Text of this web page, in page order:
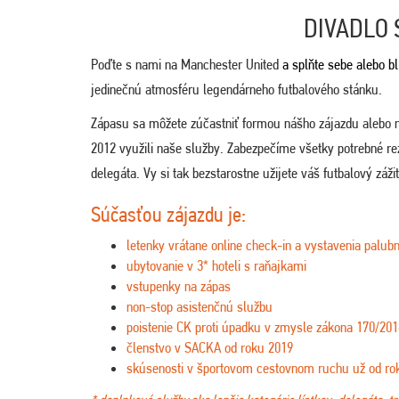
DIVADLO
Poďte s nami na Manchester United a splňte sebe alebo
jedinečnú atmosféru legendárneho futbalového stánku.
Zápasu sa môžete zúčastniť formou nášho zájazdu
2012 využili naše služby. Zabezpečíme všetky potrebné
delegáta. Vy si tak bezstarostne užijete váš futbalový
Súčasťou zájazdu je:
letenky vrátane online check-in a vystavenia
ubytovanie v 3* hoteli s raňajkami
vstupenky na zápas
non-stop asistenčnú službu
poistenie CK proti úpadku v zmysle zákona 170/
členstvo v SACKA od roku 2019
skúsenosti v športovom cestovnom ruchu už od